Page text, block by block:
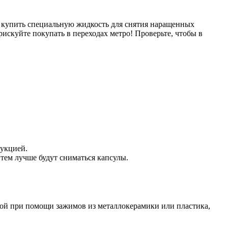
специальную жидкость для снятия наращенных
покупать в переходах метро! Проверьте, чтобы в
лучше будут сниматься капсулы.
при помощи зажимов из металлокерамики или пластика,